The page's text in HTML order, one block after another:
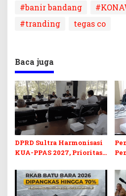
#banir bandang
#tranding
tegas co
Baca juga
DPRD Sultra Harmonisasi
KUA-PPAS 2027, Prioritas
dan Pelunasan Utang
Infrastruktur